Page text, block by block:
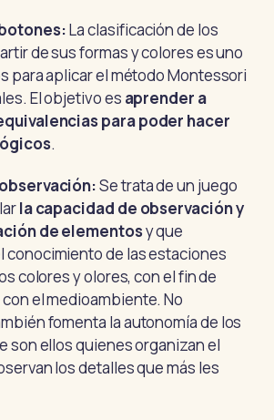
La clasificación de los
de sus formas y colores es uno
para aplicar el método Montessori
El objetivo es aprender a
para poder hacer
.
Se trata de un juego
la capacidad de observación y
de elementosy que
conocimiento de las estaciones
colores y olores, con el fin de
el medioambiente. No
fomenta la autonomía de los
son ellos quienes organizan el
los detalles que más les